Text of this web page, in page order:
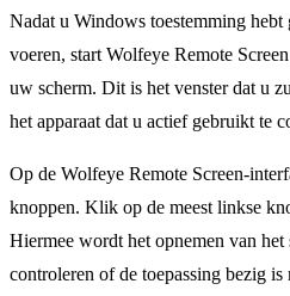
Nadat u Windows toestemming
voeren, start Wolfeye Remote
uw scherm. Dit is het venster dat u
het apparaat dat u actief gebruikt te
Op de Wolfeye Remote Screen-
knoppen. Klik op de meest linkse
Hiermee wordt het opnemen van
controleren of de toepassing bezig is